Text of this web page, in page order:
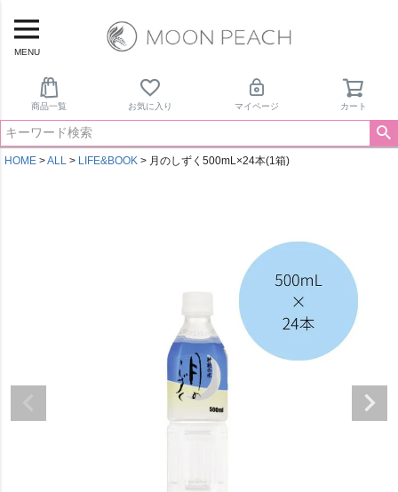
MENU
商品一覧 お気に入り マイページ カート
HOME ALL LIFE&BOOK 月のしずく500mL×24本(1箱)